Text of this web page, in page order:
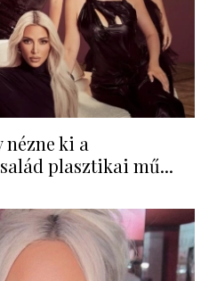
ki a
plasztikai mű...